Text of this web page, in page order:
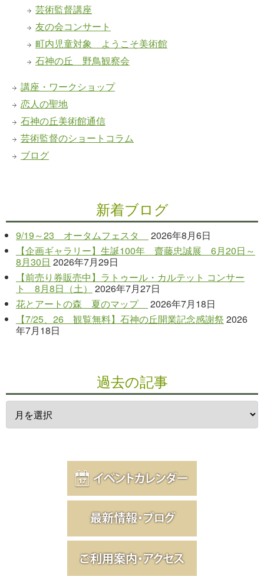
芸術監督講座
友の会コンサート
町内児童対象 ようこそ美術館
石神の丘 野鳥観察会
講座・ワークショップ
恋人の聖地
石神の丘美術館通信
芸術監督のショートコラム
ブログ
新着ブログ
9/19～23 オータムフェスタ
2026年8月6日
【企画ギャラリー】生誕100年 齋藤忠誠展 6月20日～
8月30日 2026年7月29日
【前売り券販売中】ラトゥール・カルテット コンサー
ト 8月8日（土）
2026年7月27日
花とアートの森 夏のマップ
2026年7月18日
【7/25、26 観覧無料】石神の丘開業記念感謝祭 2026
年7月18日
過去の記事